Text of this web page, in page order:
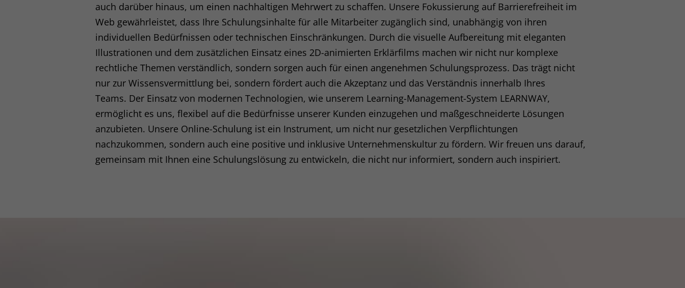
auch darüber hinaus, um einen nachhaltigen Mehrwert zu schaffen. Unsere Fokussierung auf Barrierefreiheit im
Web gewährleistet, dass Ihre Schulungsinhalte für alle Mitarbeiter zugänglich sind, unabhängig von ihren
individuellen Bedürfnissen oder technischen Einschränkungen. Durch die visuelle Aufbereitung mit eleganten
Illustrationen und dem zusätzlichen Einsatz eines 2D-animierten Erklärfilms machen wir nicht nur komplexe
rechtliche Themen verständlich, sondern sorgen auch für einen angenehmen Schulungsprozess. Das trägt nicht
nur zur Wissensvermittlung bei, sondern fördert auch die Akzeptanz und das Verständnis innerhalb Ihres
Teams. Der Einsatz von modernen Technologien, wie unserem Learning-Management-System LEARNWAY,
ermöglicht es uns, flexibel auf die Bedürfnisse unserer Kunden einzugehen und maßgeschneiderte Lösungen
anzubieten. Unsere Online-Schulung ist ein Instrument, um nicht nur gesetzlichen Verpflichtungen
nachzukommen, sondern auch eine positive und inklusive Unternehmenskultur zu fördern. Wir freuen uns darauf,
gemeinsam mit Ihnen eine Schulungslösung zu entwickeln, die nicht nur informiert, sondern auch inspiriert.
Essenzielle Cookies ermöglichen grundlegende Funktionen und sind für die einwandfreie Funktion der Website erforderlich.
Cookie-Informationen anzeigen
Statistiken (1)
Statistik Cookies erfassen Informationen anonym. Diese Informationen helfen uns zu verstehen, wie unsere Besucher unsere
Website nutzen.
Cookie-Informationen anzeigen
Externe Medien (1)
Inhalte von Videoplattformen und Social-Media-Plattformen werden standardmäßig blockiert. Wenn Cookies von externen Medien
akzeptiert werden, bedarf der Zugriff auf diese Inhalte keiner manuellen Einwilligung mehr.
Cookie-Informationen anzeigen